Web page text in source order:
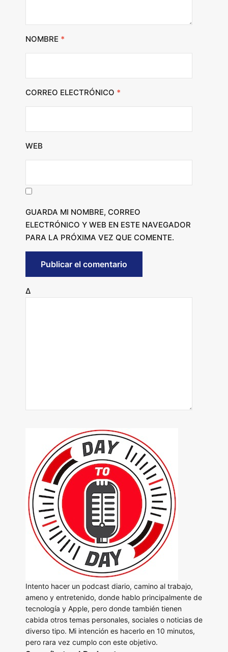
NOMBRE *
CORREO ELECTRÓNICO *
WEB
GUARDA MI NOMBRE, CORREO
ELECTRÓNICO Y WEB EN ESTE NAVEGADOR
PARA LA PRÓXIMA VEZ QUE COMENTE.
Δ
Intento hacer un podcast diario, camino al trabajo,
ameno y entretenido, donde hablo principalmente de
tecnología y Apple, pero donde también tienen
cabida otros temas personales, sociales o noticias de
diverso tipo. Mi intención es hacerlo en 10 minutos,
pero rara vez cumplo con este objetivo.